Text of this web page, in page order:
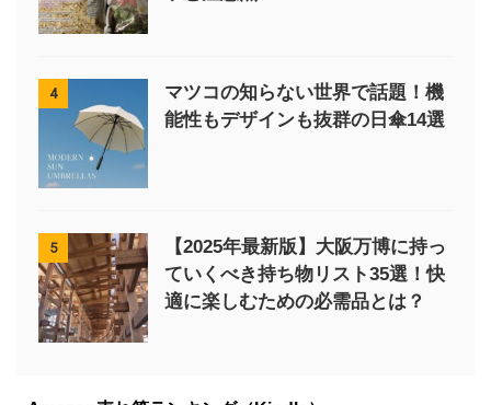
4
マツコの知らない世界で話題！機
能性もデザインも抜群の日傘14選
5
【2025年最新版】大阪万博に持っ
ていくべき持ち物リスト35選！快
適に楽しむための必需品とは？